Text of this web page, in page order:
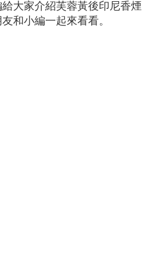
大家介紹芙蓉黃後印尼香煙
和小編一起來看看。